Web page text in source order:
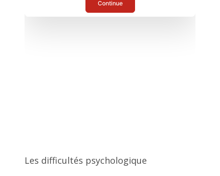
Les difficultés psychologique